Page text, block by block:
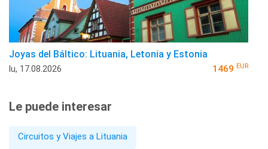
Joyas del Báltico: Lituania, Letonia y Estonia
lu, 17.08.2026 1469 EUR
Le puede interesar
Circuitos y Viajes a Lituania